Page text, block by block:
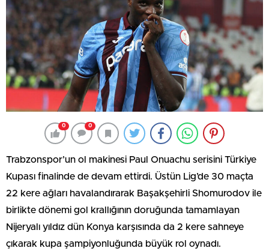
0 0
Trabzonspor’un ol makinesi Paul Onuachu serisini Türkiye
Kupası finalinde de devam ettirdi. Üstün Lig’de 30 maçta
22 kere ağları havalandırarak Başakşehirli Shomurodov ile
birlikte dönemi gol krallığının doruğunda tamamlayan
Nijeryalı yıldız dün Konya karşısında da 2 kere sahneye
çıkarak kupa şampiyonluğunda büyük rol oynadı.